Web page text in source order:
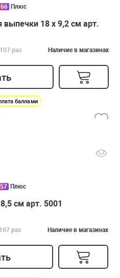
66 Плюс
18 х 9,2 см арт.
раз Наличие в магазинах
баллами
57 Плюс
см арт. 5001
раз Наличие в магазинах